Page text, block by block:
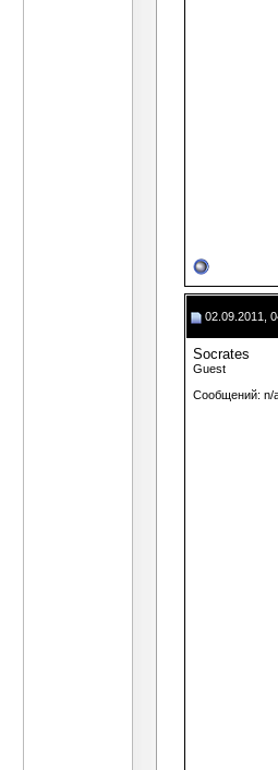
02.09.2011,
Socrates
Guest
Сообщений: n/